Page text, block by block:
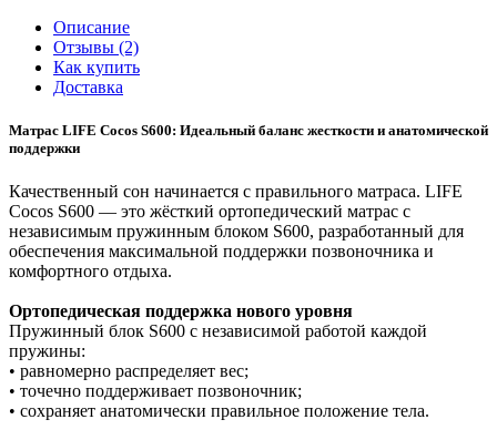
Описание
Отзывы (2)
Как купить
Доставка
Матрас LIFE Cocos S600: Идеальный баланс жесткости и анатомической
поддержки
Качественный сон начинается с правильного матраса. LIFE
Cocos S600 — это жёсткий ортопедический матрас с
независимым пружинным блоком S600, разработанный для
обеспечения максимальной поддержки позвоночника и
комфортного отдыха.
Ортопедическая поддержка нового уровня
Пружинный блок S600 с независимой работой каждой
пружины:
• равномерно распределяет вес;
• точечно поддерживает позвоночник;
• сохраняет анатомически правильное положение тела.